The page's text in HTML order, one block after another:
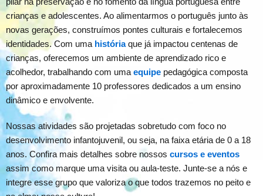
pilar na preservação e no fomento da língua portuguesa entre
crianças e adolescentes. Ao alimentarmos o português junto às
novas gerações, construímos pontes culturais e fortalecemos
identidades. Com uma históriaque já impactou centenas de
crianças, oferecemos um ambiente de aprendizado rico e
acolhedor, trabalhando com umaequipe pedagógica composta
por aproximadamente 10 professores dedicados a um ensino
dinâmico e envolvente.
Nossas atividades são projetadas sobretudo com foco no
desenvolvimento infantojuvenil, ou seja, na faixa etária de 0 a 18
anos. Confira mais detalhes sobre nossos cursos e eventos
assim como marque uma visita ou aula-teste. Junte-se a nós e
integre esse grupo que valoriza o que todos trazemos no peito e